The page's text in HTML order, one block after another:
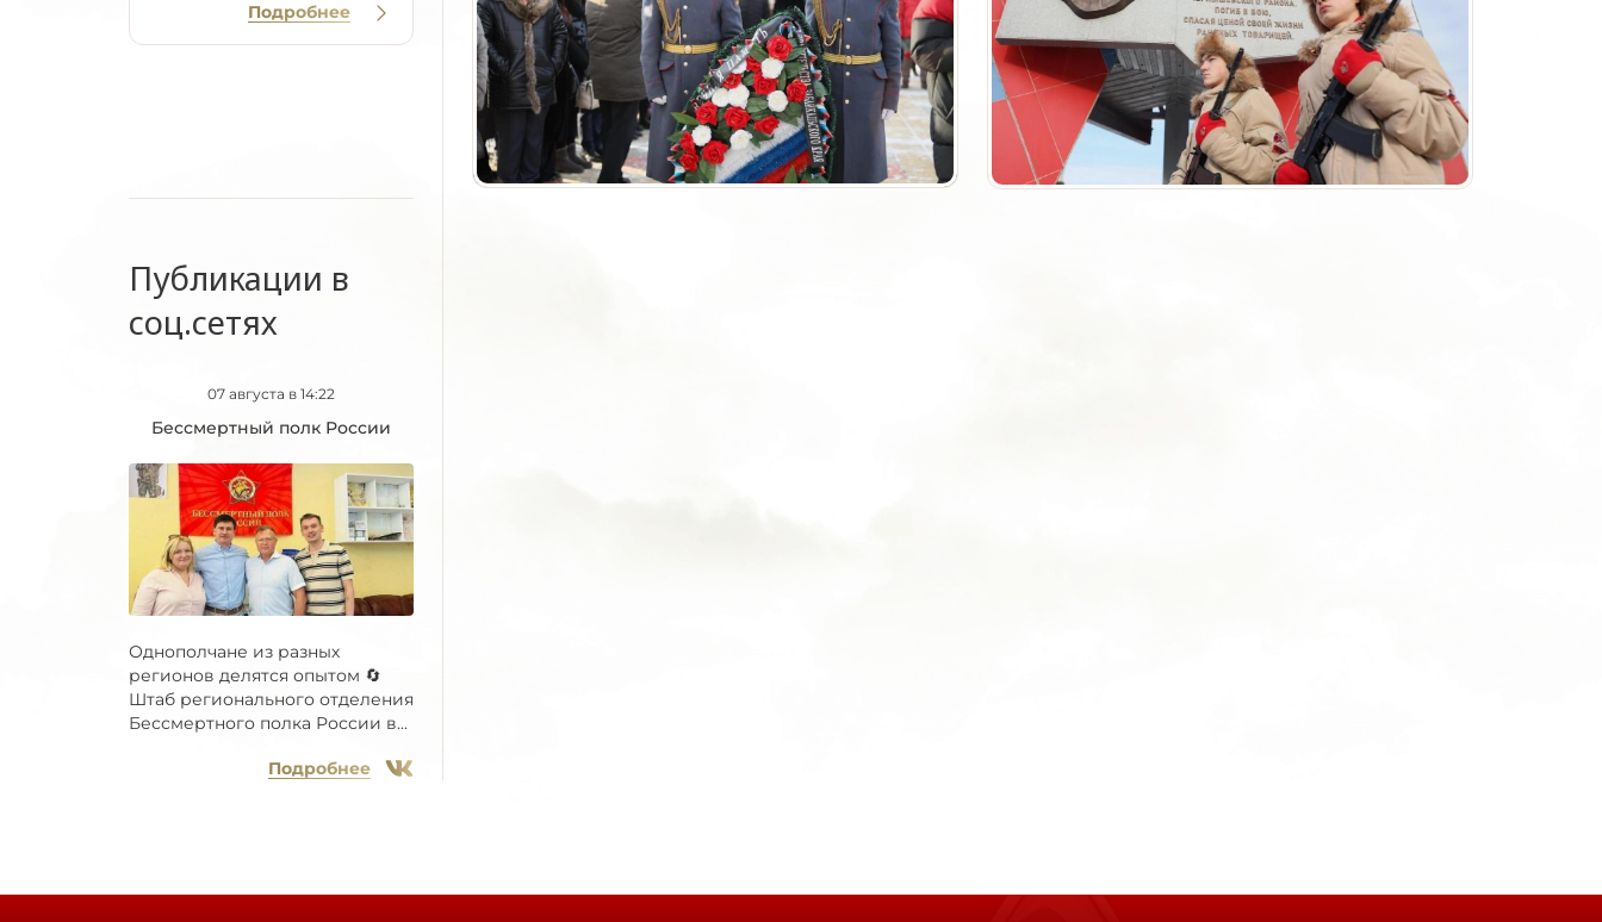
Подробнее
Публикации в
соц.сетях
07 августа в 14:22
Бессмертный полк России
Однополчане из разных
регионов делятся опытом 🔄
Штаб регионального отделения
Бессмертного полка России в...
Подробнее